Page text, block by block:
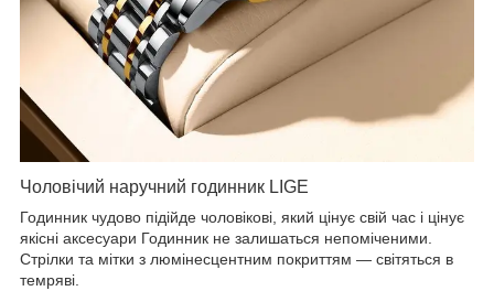
Чоловічий наручний годинник LIGE
Годинник чудово підійде чоловікові, який цінує свій час і цінує
якісні аксесуари Годинник не залишаться непоміченими.
Стрілки та мітки з люмінесцентним покриттям — світяться в
темряві.